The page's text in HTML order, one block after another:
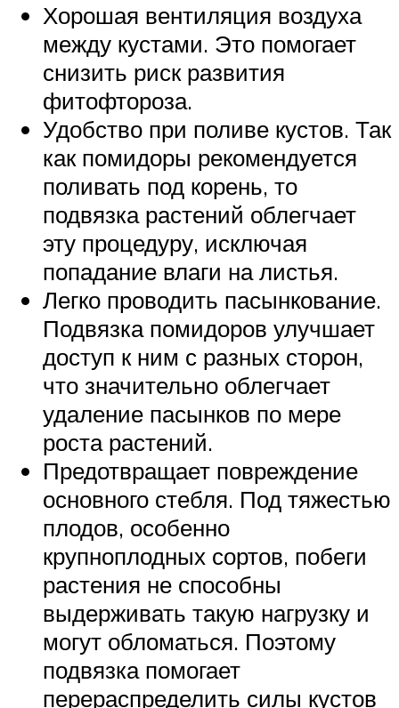
Хорошая вентиляция воздуха
между кустами. Это помогает
снизить риск развития
фитофтороза.
Удобство при поливе кустов. Так
как помидоры рекомендуется
поливать под корень, то
подвязка растений облегчает
эту процедуру, исключая
попадание влаги на листья.
Легко проводить пасынкование.
Подвязка помидоров улучшает
доступ к ним с разных сторон,
что значительно облегчает
удаление пасынков по мере
роста растений.
Предотвращает повреждение
основного стебля. Под тяжестью
плодов, особенно
крупноплодных сортов, побеги
растения не способны
выдерживать такую нагрузку и
могут обломаться. Поэтому
подвязка помогает
перераспределить силы кустов